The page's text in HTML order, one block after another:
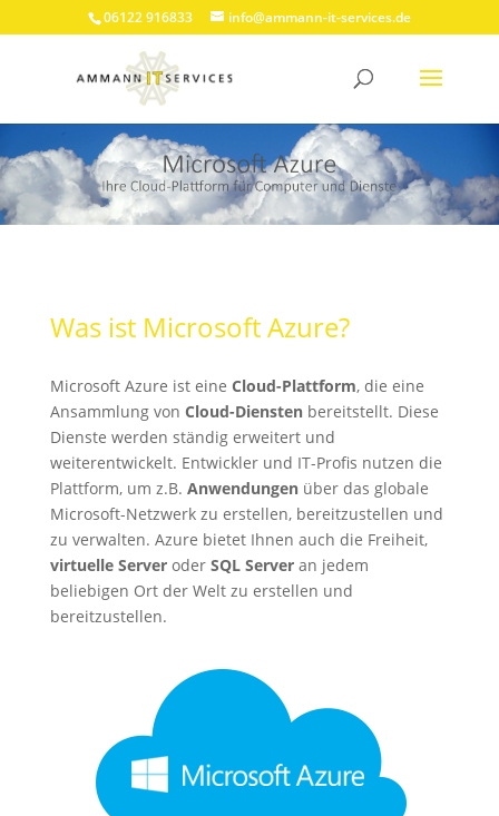
06122 916833 info@ammann-it-services.de
Was ist Microsoft Azure?
Microsoft Azure ist eine Cloud-Plattform, die eine
Ansammlung von Cloud-Dienstenbereitstellt. Diese
Dienste werden ständig erweitert und
weiterentwickelt. Entwickler und IT-Profis nutzen die
Plattform, um z.B. Anwendungenüber das globale
Microsoft-Netzwerk zu erstellen, bereitzustellen und
zu verwalten. Azure bietet Ihnen auch die Freiheit,
virtuelle Serveroder SQL Serveran jedem
beliebigen Ort der Welt zu erstellen und
bereitzustellen.